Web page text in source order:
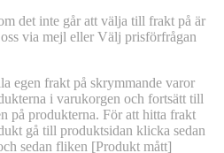
det inte går att välja till frakt på är
via mejl eller Välj prisförfrågan
egen frakt på skrymmande varor
i varukorgen och fortsätt till
på produkterna. För att hitta frakt
gå till produktsidan klicka sedan
sedan fliken [Produkt mått]